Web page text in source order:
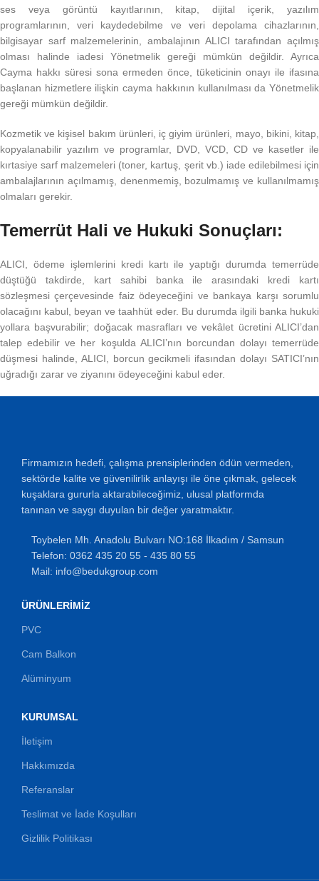
ses veya görüntü kayıtlarının, kitap, dijital içerik, yazılım
programlarının, veri kaydedebilme ve veri depolama cihazlarının,
bilgisayar sarf malzemelerinin, ambalajının ALICI tarafından açılmış
olması halinde iadesi Yönetmelik gereği mümkün değildir. Ayrıca
Cayma hakkı süresi sona ermeden önce, tüketicinin onayı ile ifasına
başlanan hizmetlere ilişkin cayma hakkının kullanılması da Yönetmelik
gereği mümkün değildir.
Kozmetik ve kişisel bakım ürünleri, iç giyim ürünleri, mayo, bikini, kitap,
kopyalanabilir yazılım ve programlar, DVD, VCD, CD ve kasetler ile
kırtasiye sarf malzemeleri (toner, kartuş, şerit vb.) iade edilebilmesi için
ambalajlarının açılmamış, denenmemiş, bozulmamış ve kullanılmamış
olmaları gerekir.
Temerrüt Hali ve Hukuki Sonuçları:
ALICI, ödeme işlemlerini kredi kartı ile yaptığı durumda temerrüde
düştüğü takdirde, kart sahibi banka ile arasındaki kredi kartı
sözleşmesi çerçevesinde faiz ödeyeceğini ve bankaya karşı sorumlu
olacağını kabul, beyan ve taahhüt eder. Bu durumda ilgili banka hukuki
yollara başvurabilir; doğacak masrafları ve vekâlet ücretini ALICI’dan
talep edebilir ve her koşulda ALICI’nın borcundan dolayı temerrüde
düşmesi halinde, ALICI, borcun gecikmeli ifasından dolayı SATICI’nın
uğradığı zarar ve ziyanını ödeyeceğini kabul eder.
Firmamızın hedefi, çalışma prensiplerinden ödün vermeden,
sektörde kalite ve güvenilirlik anlayışı ile öne çıkmak, gelecek
kuşaklara gururla aktarabileceğimiz, ulusal platformda
tanınan ve saygı duyulan bir değer yaratmaktır.
Toybelen Mh. Anadolu Bulvarı NO:168 İlkadım / Samsun
Telefon: 0362 435 20 55 - 435 80 55
Mail: info@bedukgroup.com
ÜRÜNLERIMIZ
PVC
Cam Balkon
Alüminyum
KURUMSAL
İletişim
Hakkımızda
Referanslar
Teslimat ve İade Koşulları
Gizlilik Politikası